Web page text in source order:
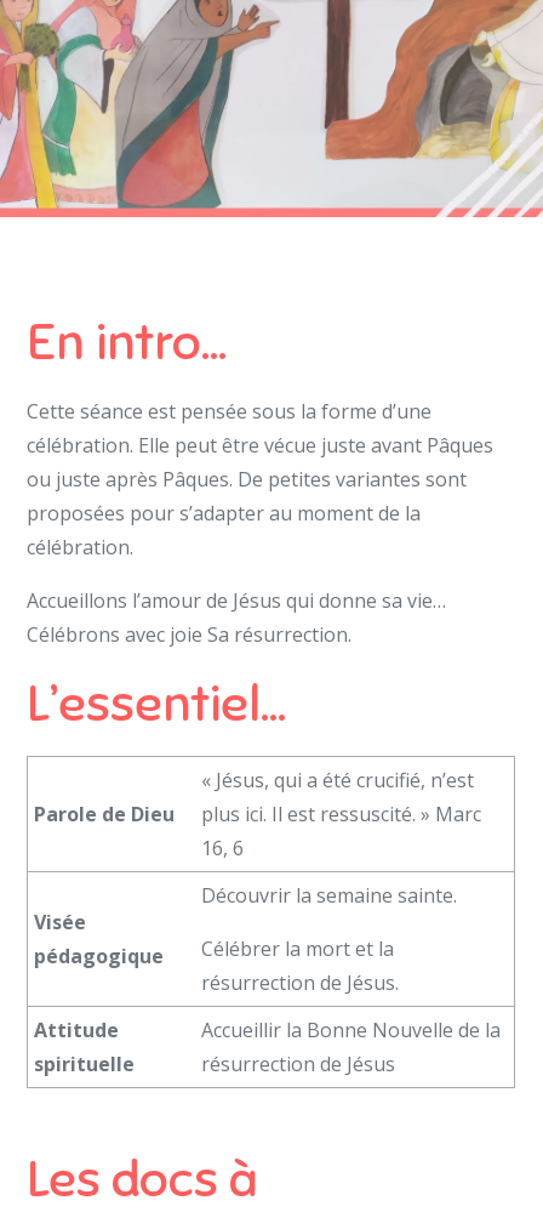
En intro…
Cette séance est pensée sous la forme d’une
célébration. Elle peut être vécue juste avant Pâques
ou juste après Pâques. De petites variantes sont
proposées pour s’adapter au moment de la
célébration.
Accueillons l’amour de Jésus qui donne sa vie…
Célébrons avec joie Sa résurrection.
L’essentiel…
Parole de Dieu
« Jésus, qui a été crucifié, n’est
plus ici. Il est ressuscité. » Marc
16, 6
Visée
pédagogique
Découvrir la semaine sainte.
Célébrer la mort et la
résurrection de Jésus.
Attitude
spirituelle
Accueillir la Bonne Nouvelle de la
résurrection de Jésus
Les docs à